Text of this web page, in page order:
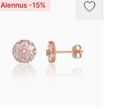
Alennus -15%